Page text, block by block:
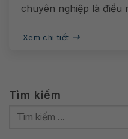
chuyên nghiệp là điều
Xem chi tiết
Tìm kiếm